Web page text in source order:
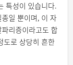
특성이 있습니다.
일 뿐이며, 이 자
리증이라고도 합
도로 상당히 흔한